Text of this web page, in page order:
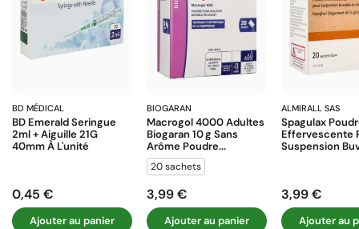
BD MÉDICAL
BD Emerald Seringue
2ml + Aiguille 21G
40mm À L'unité
Prix
0,45 €
Ajouter au panier
BIOGARAN
Macrogol 4000 Adultes
Biogaran 10 G Sans
Arôme Poudre...
20 sachets
Prix
3,99 €
Ajouter au panier
ALMIRALL SAS
Spagulax
Effervescente
Suspension
Prix
3,99 €
Ajouter au